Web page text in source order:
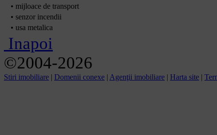
• mijloace de transport
• senzor incendii
• usa metalica
Inapoi
©2004-2026
Stiri imobiliare | Domenii conexe | Agenţii imobiliare | Harta site |